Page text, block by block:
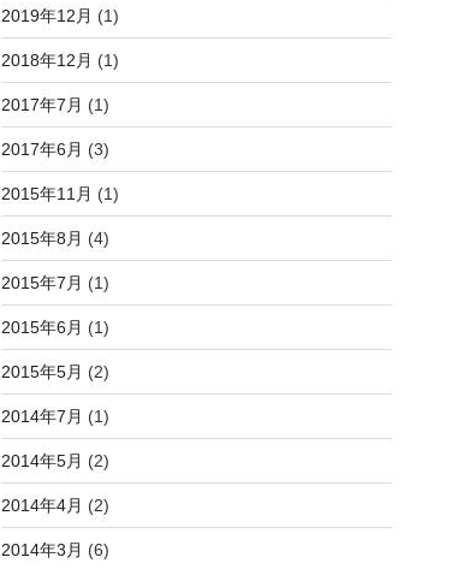
2019年12月 (1)
2018年12月 (1)
2017年7月 (1)
2017年6月 (3)
2015年11月 (1)
2015年8月 (4)
2015年7月 (1)
2015年6月 (1)
2015年5月 (2)
2014年7月 (1)
2014年5月 (2)
2014年4月 (2)
2014年3月 (6)